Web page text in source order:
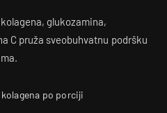
glukozamina,
C pruža sveobuhvatnu podršku
po porciji